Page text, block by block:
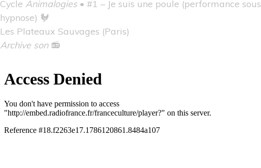
Cycle Animalogies• #1 – Je suis une poule (performance sous
hypnose) 🐓
Les Plateaux Sauvages (Paris)
Archive son📻